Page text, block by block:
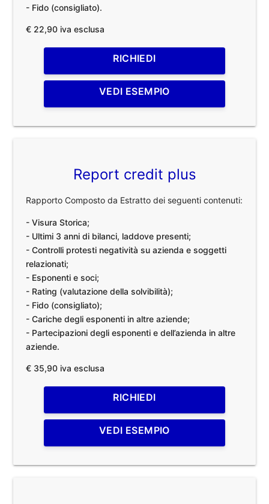
- Fido (consigliato).
€ 22,90 iva esclusa
RICHIEDI
VEDI ESEMPIO
Report credit plus
Rapporto Composto da Estratto dei seguenti contenuti:
- Visura Storica;
- Ultimi 3 anni di bilanci, laddove presenti;
- Controlli protesti negatività su azienda e soggetti
relazionati;
- Esponenti e soci;
- Rating (valutazione della solvibilità);
- Fido (consigliato);
- Cariche degli esponenti in altre aziende;
- Partecipazioni degli esponenti e dell’azienda in altre
aziende.
€ 35,90 iva esclusa
RICHIEDI
VEDI ESEMPIO